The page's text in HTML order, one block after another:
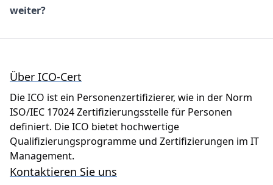
weiter?
Über ICO-Cert
Die ICO ist ein Personenzertifizierer, wie in der Norm
ISO/IEC 17024 Zertifizierungsstelle für Personen
definiert. Die ICO bietet hochwertige
Qualifizierungsprogramme und Zertifizierungen im IT
Management.
Kontaktieren Sie uns